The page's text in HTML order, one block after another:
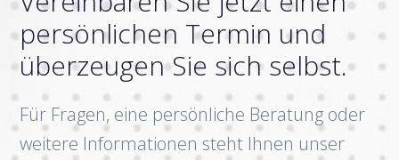
persönlichen Termin und
überzeugen Sie sich selbst.
Für Fragen, eine persönliche Beratung oder
weitere Informationen steht Ihnen unser